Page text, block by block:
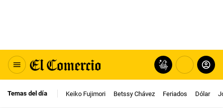
Temas del día Keiko Fujimori Betssy Chávez Feriados Dólar